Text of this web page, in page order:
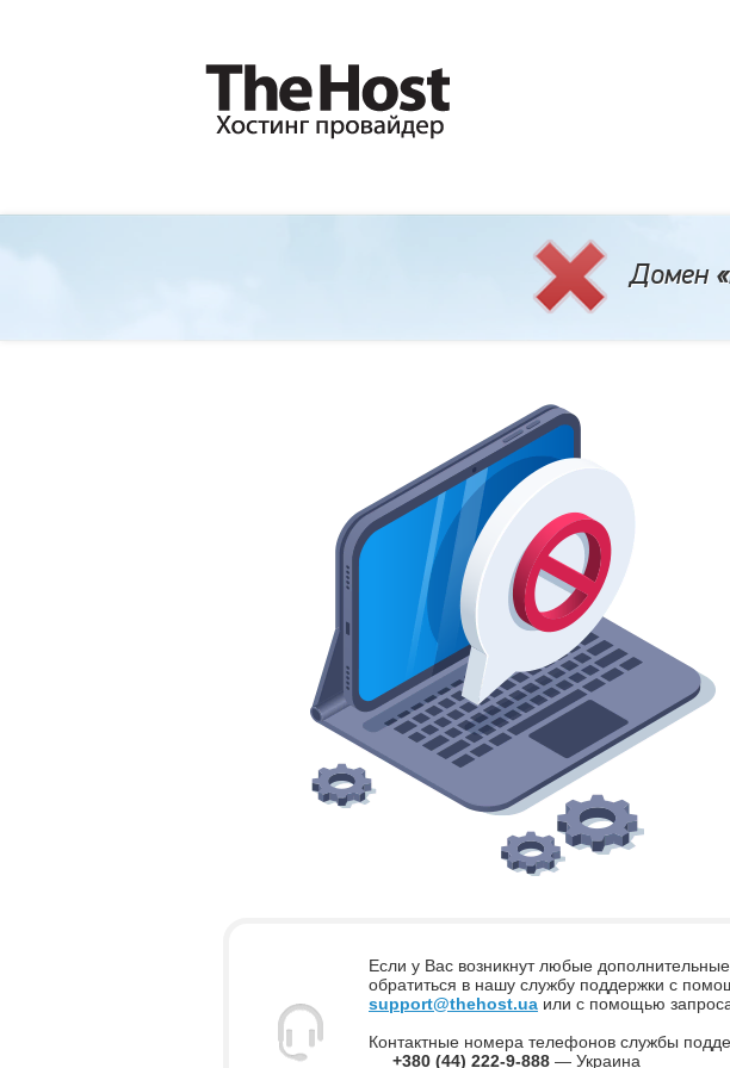
Домен
Если у Вас возникнут любые
обратиться в нашу службу поддержки с
support@thehost.ua или с помощью
Контактные номера телефонов службы
+380 (44) 222-9-888 — Украина